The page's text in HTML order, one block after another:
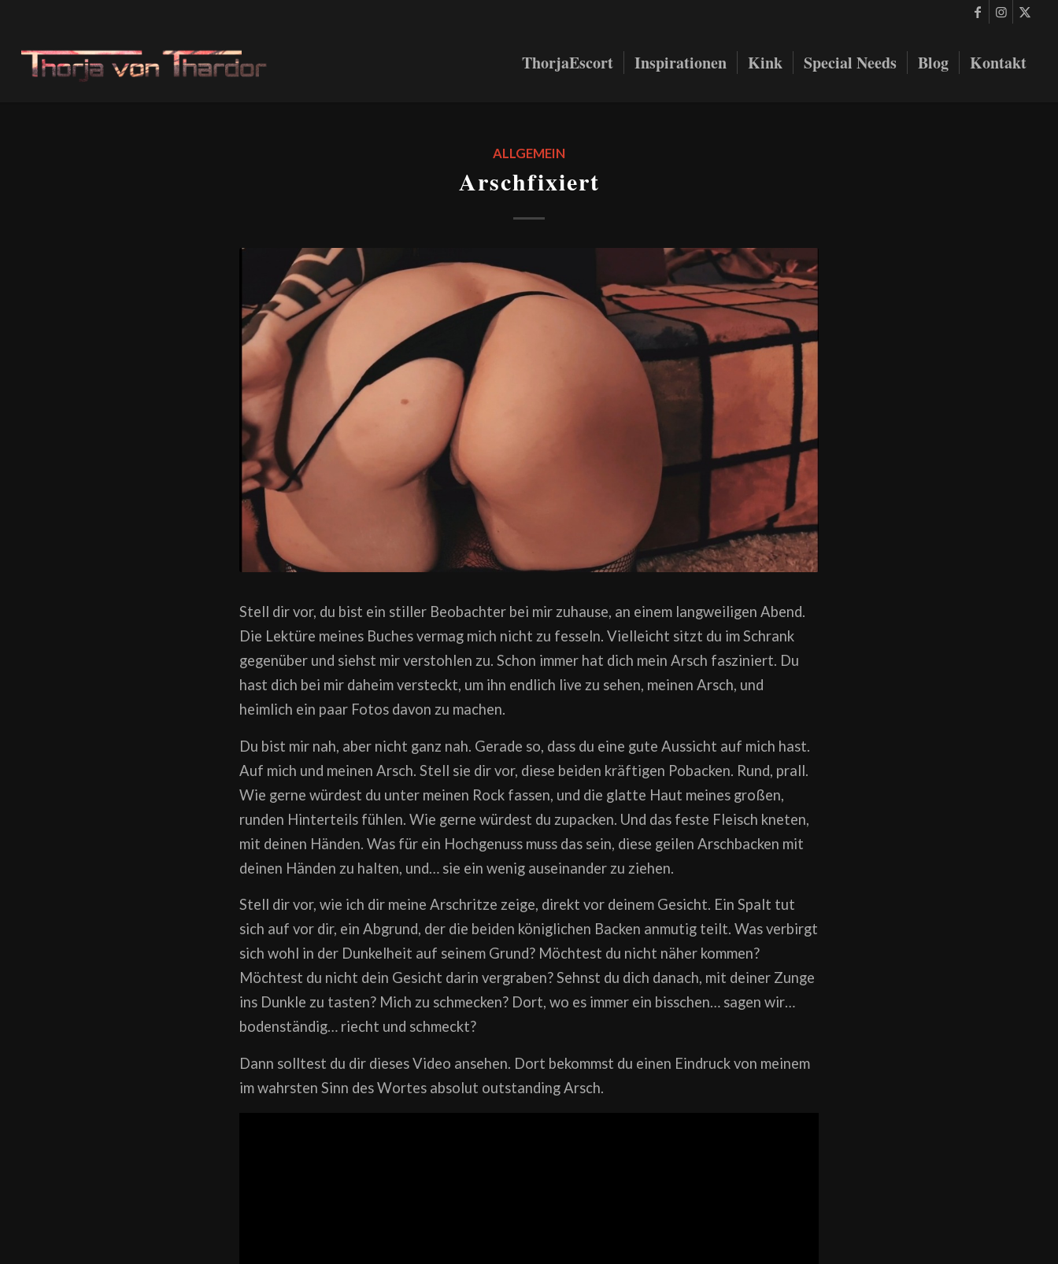
ThorjaEscort Inspirationen Kink Special Needs Blog Kontakt
ALLGEMEIN
Arschfixiert
Stell dir vor, du bist ein stiller Beobachter bei mir zuhause, an einem langweiligen Abend.
Die Lektüre meines Buches vermag mich nicht zu fesseln. Vielleicht sitzt du im Schrank
gegenüber und siehst mir verstohlen zu. Schon immer hat dich mein Arsch fasziniert. Du
hast dich bei mir daheim versteckt, um ihn endlich live zu sehen, meinen Arsch, und
heimlich ein paar Fotos davon zu machen.
Du bist mir nah, aber nicht ganz nah. Gerade so, dass du eine gute Aussicht auf mich hast.
Auf mich und meinen Arsch. Stell sie dir vor, diese beiden kräftigen Pobacken. Rund, prall.
Wie gerne würdest du unter meinen Rock fassen, und die glatte Haut meines großen,
runden Hinterteils fühlen. Wie gerne würdest du zupacken. Und das feste Fleisch kneten,
mit deinen Händen. Was für ein Hochgenuss muss das sein, diese geilen Arschbacken mit
deinen Händen zu halten, und… sie ein wenig auseinander zu ziehen.
Stell dir vor, wie ich dir meine Arschritze zeige, direkt vor deinem Gesicht. Ein Spalt tut
sich auf vor dir, ein Abgrund, der die beiden königlichen Backen anmutig teilt. Was verbirgt
sich wohl in der Dunkelheit auf seinem Grund? Möchtest du nicht näher kommen?
Möchtest du nicht dein Gesicht darin vergraben? Sehnst du dich danach, mit deiner Zunge
ins Dunkle zu tasten? Mich zu schmecken? Dort, wo es immer ein bisschen… sagen wir…
bodenständig… riecht und schmeckt?
Dann solltest du dir dieses Video ansehen. Dort bekommst du einen Eindruck von meinem
im wahrsten Sinn des Wortes absolut outstanding Arsch.